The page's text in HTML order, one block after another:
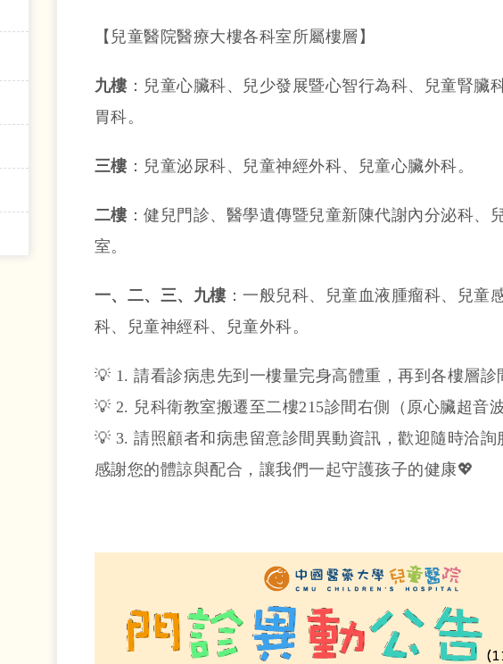
【兒童醫院醫療大樓各科室所屬樓層】
九樓：兒童心臟科、兒少發展暨心智行為科、兒童腎臟
胃科。
三樓：兒童泌尿科、兒童神經外科、兒童心臟外科。
二樓：健兒門診、醫學遺傳暨兒童新陳代謝內分泌科、
室。
一、二、三、九樓：一般兒科、兒童血液腫瘤科、兒童
科、兒童神經科、兒童外科。
💡 1. 請看診病患先到一樓量完身高體重，再到各樓層診
💡 2. 兒科衛教室搬遷至二樓215診間右側（原心臟超音
💡 3. 請照顧者和病患留意診間異動資訊，歡迎隨時洽
感謝您的體諒與配合，讓我們一起守護孩子的健康💖